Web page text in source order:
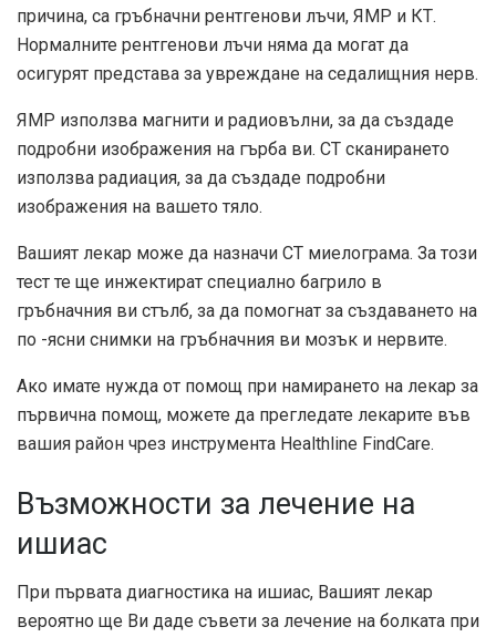
причина, са гръбначни рентгенови лъчи, ЯМР и КТ.
Нормалните рентгенови лъчи няма да могат да
осигурят представа за увреждане на седалищния нерв.
ЯМР използва магнити и радиовълни, за да създаде
подробни изображения на гърба ви. CT сканирането
използва радиация, за да създаде подробни
изображения на вашето тяло.
Вашият лекар може да назначи CT миелограма. За този
тест те ще инжектират специално багрило в
гръбначния ви стълб, за да помогнат за създаването на
по -ясни снимки на гръбначния ви мозък и нервите.
Ако имате нужда от помощ при намирането на лекар за
първична помощ, можете да прегледате лекарите във
вашия район чрез инструмента Healthline FindCare.
Възможности за лечение на
ишиас
При първата диагностика на ишиас, Вашият лекар
вероятно ще Ви даде съвети за лечение на болката при